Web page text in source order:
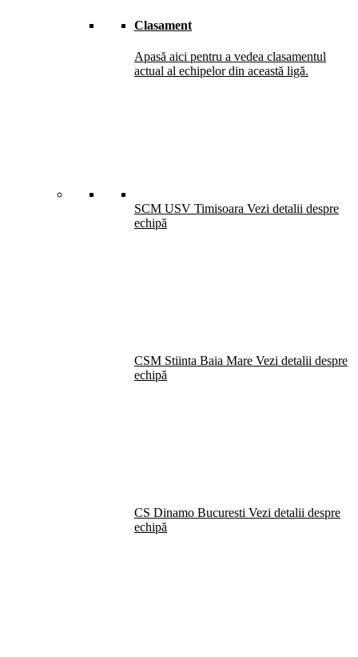
Clasament
Apasă aici pentru a vedea clasamentul
actual al echipelor din această ligă.
SCM USV Timisoara Vezi detalii despre
echipă
CSM Stiinta Baia Mare Vezi detalii despre
echipă
CS Dinamo Bucuresti Vezi detalii despre
echipă